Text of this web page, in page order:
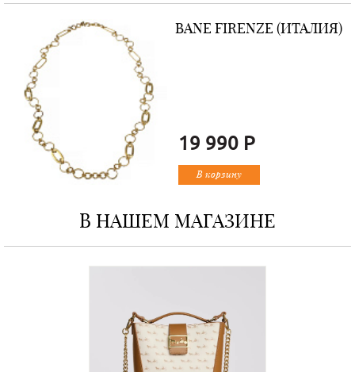
BANE FIRENZE (ИТАЛИЯ)
19 990 Р
В корзину
В НАШЕМ МАГАЗИНЕ